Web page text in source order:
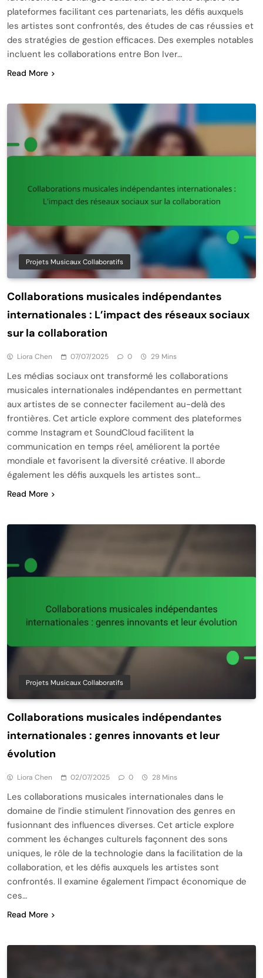
plateformes facilitant ces partenariats, les défis auxquels
les artistes sont confrontés, des études de cas réussies et
des stratégies de gestion efficaces. Des exemples notables
incluent les collaborations entre Bon Iver…
Read More
Projets Musicaux Collaboratifs
Collaborations musicales indépendantes
internationales : L’impact des réseaux sociaux
sur la collaboration
Liora Chen 07/07/2025 0 29 Mins
Les médias sociaux ont transformé les collaborations
musicales internationales indépendantes en permettant
aux artistes de se connecter facilement au-delà des
frontières. Cet article explore comment des plateformes
comme Instagram et SoundCloud facilitent la
communication en temps réel, améliorent la portée
mondiale et favorisent la diversité créative. Il aborde
également les défis auxquels les artistes sont…
Read More
Projets Musicaux Collaboratifs
Collaborations musicales indépendantes
internationales : genres innovants et leur
évolution
Liora Chen 02/07/2025 0 28 Mins
Les collaborations musicales internationales dans le
domaine de l’indie stimulent l’innovation des genres en
fusionnant des influences diverses. Cet article explore
comment les échanges culturels façonnent des sons
uniques, le rôle de la technologie dans la facilitation de la
collaboration, et les défis auxquels les artistes sont
confrontés. Il examine également l’impact économique de
ces…
Read More